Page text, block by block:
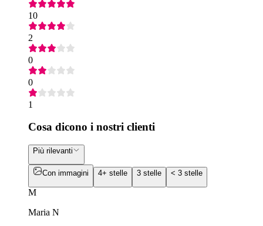
10
2
0
0
1
Cosa dicono i nostri clienti
Più rilevanti
Con immagini 4+ stelle 3 stelle < 3 stelle
M
Maria N